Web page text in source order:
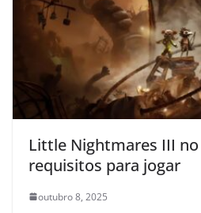
Little Nightmares III no
requisitos para jogar
outubro 8, 2025